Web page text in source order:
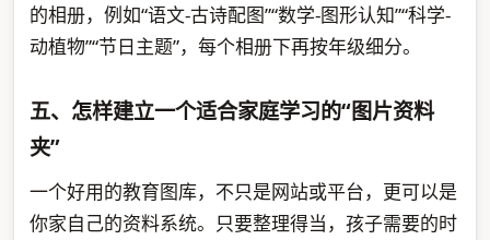
的相册，例如“语文-古诗配图”“数学-图形认知”“科学-
动植物”“节日主题”，每个相册下再按年级细分。
五、怎样建立一个适合家庭学习的“图片资料
夹”
一个好用的教育图库，不只是网站或平台，更可以是
你家自己的资料系统。只要整理得当，孩子需要的时